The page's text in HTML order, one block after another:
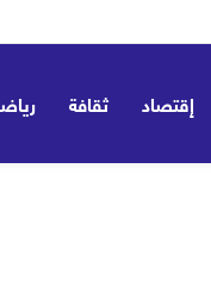
– صور
إقتصاد ثقافة